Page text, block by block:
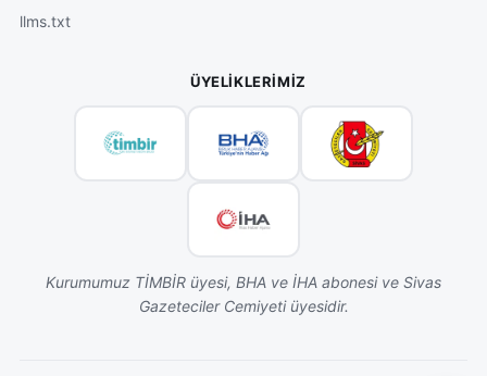
llms.txt
ÜYELIKLERIMIZ
Kurumumuz TİMBİR üyesi, BHA ve İHA abonesi ve Sivas
Gazeteciler Cemiyeti üyesidir.